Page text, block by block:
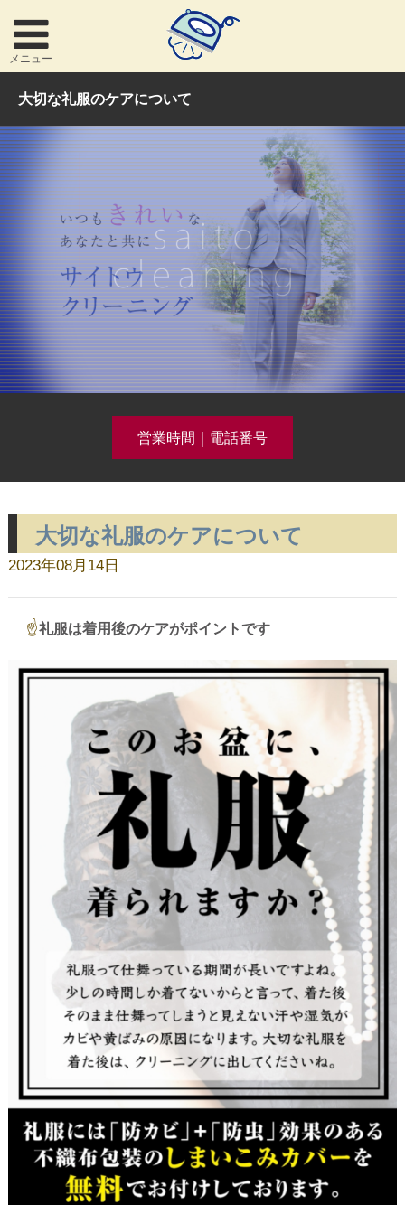
メニュー
大切な礼服のケアについて
お問い合わせ
クリーニング事例集公開中！
コースメニュー
クリーニング料金
店舗一覧
しみ抜き・ウエットⓌ
サイトウのこだわり
取扱商品
ブログ
お問い合わせ
営業時間｜電話番号
大切な礼服のケアについて
2023年08月14日
☝礼服は着用後のケアがポイントです